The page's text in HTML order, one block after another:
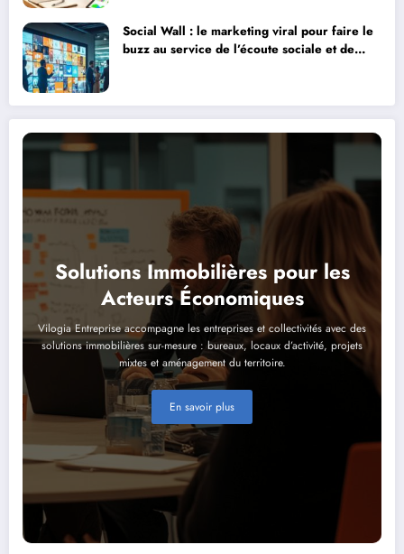
Social Wall : le marketing viral pour faire le
buzz au service de l’écoute sociale et de
Solutions Immobilières pour les
Acteurs Économiques
Vilogia Entreprise accompagne les entreprises et collectivités avec des
solutions immobilières sur-mesure : bureaux, locaux d’activité, projets
mixtes et aménagement du territoire.
En savoir plus